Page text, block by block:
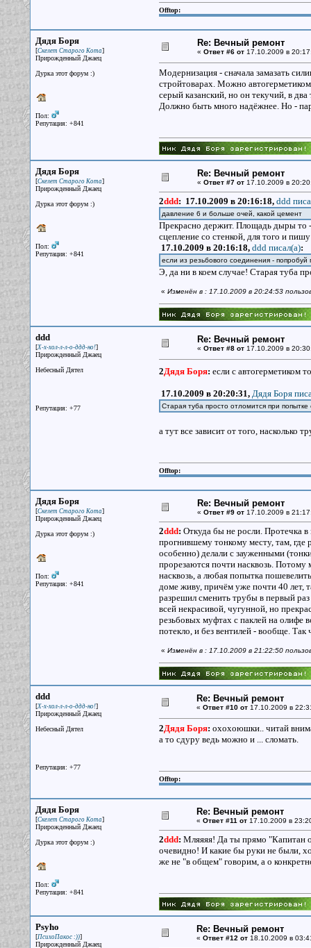
Offtop:
Дядя Боря
[Скелет Старого Кота]
Прирожденный Джаец
Дурка этот форум :)
Пол:
Репутация: +841
Re: Вечный ремонт
« Ответ #6 от17.10.2009 в
Модернизация - сначала замазать
стройтоварах. Можно
серый казанский, но он текучий, в
Должно быть много надёжнее. Но -
Дядя Боря
[Скелет Старого Кота]
Прирожденный Джаец
Дурка этот форум :)
Пол:
Репутация: +841
Re: Вечный ремонт
« Ответ #7 от17.10.2009 в
2ddd: 17.10.2009 в 20:16:18, ddd
давление 6 и больше очей, какой цемент
Прекрасно держит. Площадь дыры то
сцепление со стенкой, для того и
17.10.2009 в 20:16:18, ddd писал(a):
если из резьбового соединения -
Э, да ни в коем случае! Старая туба
« Изменён в : 17.10.2009 в 20:24:53
ddd
[Х-х-хол-л-л-о-ддд-но!]
Прирожденный Джаец
Небесный Дятел
Репутация: +77
Re: Вечный ремонт
« Ответ #8 от17.10.2009 в
2Дядя Боря: если с автогерметиком
17.10.2009 в 20:20:31, Дядя Боря
Старая туба просто отломится при попытке
а тут все зависит от того, насколько
Offtop:
Дядя Боря
[Скелет Старого Кота]
Прирожденный Джаец
Дурка этот форум :)
Пол:
Репутация: +841
Re: Вечный ремонт
« Ответ #9 от17.10.2009 в
2ddd: Откуда бы не росли. Протечка в
прогнившему тонкому месту, там, где
особенно) делали с зауженными
прорезаются почти насквозь. Потому
насквозь, а любая попытка
доме живу, причём уже почти 40 лет,
разрешил сменить трубы в первый
всей некрасивой, чугунной, но
резьбовых муфтах с паклей на олифе
потекло, и без вентилей - вообще. Так
« Изменён в : 17.10.2009 в 21:22:50
ddd
[Х-х-хол-л-л-о-ддд-но!]
Прирожденный Джаец
Небесный Дятел
Репутация: +77
Re: Вечный ремонт
« Ответ #10 от17.10.2009 в
2Дядя Боря: охохоюшки.. читай
а то сдуру ведь можно и ... сломать.
Offtop:
Дядя Боря
[Скелет Старого Кота]
Прирожденный Джаец
Дурка этот форум :)
Пол:
Репутация: +841
Re: Вечный ремонт
« Ответ #11 от17.10.2009 в
2ddd: Мляяяя! Да ты прямо "Капитан
очевидно! И какие бы руки не были,
же не "в общем" говорим, а о
Psyho
[ПсихоПакос :))]
Прирожденный Джаец
Re: Вечный ремонт
« Ответ #12 от18.10.2009 в